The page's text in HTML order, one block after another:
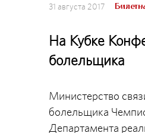
31 августа 2017
На Кубке
болельщика
Министерство
болельщика
Департамента